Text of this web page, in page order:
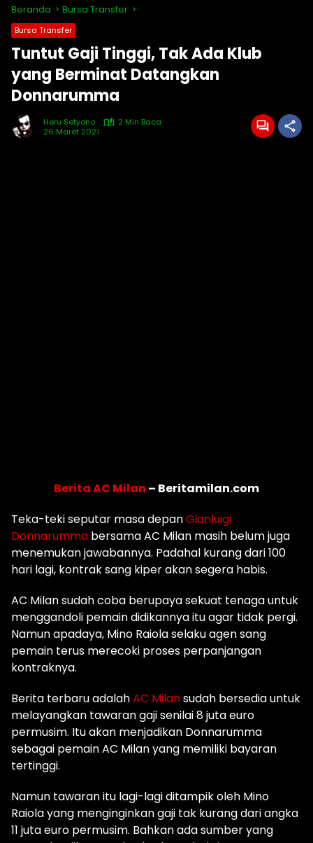
Beranda Bursa Transfer
Bursa Transfer
Tuntut Gaji Tinggi, Tak Ada Klub
yang Berminat Datangkan
Donnarumma
Heru Setyono
2 Min Baca
26 Maret 2021
Berita AC Milan – Beritamilan.com
Teka-teki seputar masa depanGianluigi
Donnarumma bersama AC Milan masih belum juga
menemukan jawabannya. Padahal kurang dari 100
hari lagi, kontrak sang kiper akan segera habis.
AC Milan sudah coba berupaya sekuat tenaga untuk
menggandoli pemain didikannya itu agar tidak pergi.
Namun apadaya, Mino Raiola selaku agen sang
pemain terus merecoki proses perpanjangan
kontraknya.
Berita terbaru adalahAC Milansudah bersedia untuk
melayangkan tawaran gaji senilai 8 juta euro
permusim. Itu akan menjadikan Donnarumma
sebagai pemain AC Milan yang memiliki bayaran
tertinggi.
Namun tawaran itu lagi-lagi ditampik oleh Mino
Raiola yang menginginkan gaji tak kurang dari angka
11 juta euro permusim. Bahkan ada sumber yang